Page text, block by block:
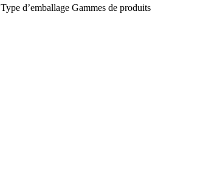
Type d’emballage Gammes de produits